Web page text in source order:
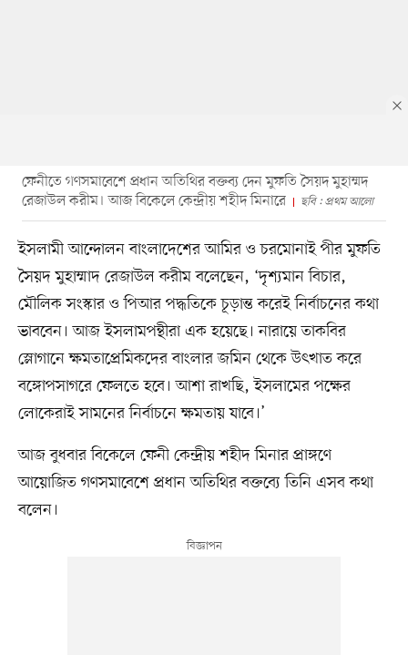
ফেনীতে গণসমাবেশে প্রধান অতিথির বক্তব্য দেন মুফতি সৈয়দ মুহাম্মদ
রেজাউল করীম। আজ বিকেলে কেন্দ্রীয় শহীদ মিনারে
ছবি : প্রথম আলো
ইসলামী আন্দোলন বাংলাদেশের আমির ও চরমোনাই পীর মুফতি
সৈয়দ মুহাম্মাদ রেজাউল করীম বলেছেন, ‘দৃশ্যমান বিচার,
মৌলিক সংস্কার ও পিআর পদ্ধতিকে চূড়ান্ত করেই নির্বাচনের কথা
ভাববেন। আজ ইসলামপন্থীরা এক হয়েছে। নারায়ে তাকবির
স্লোগানে ক্ষমতাপ্রেমিকদের বাংলার জমিন থেকে উৎখাত করে
বঙ্গোপসাগরে ফেলতে হবে। আশা রাখছি, ইসলামের পক্ষের
লোকেরাই সামনের নির্বাচনে ক্ষমতায় যাবে।’
আজ বুধবার বিকেলে ফেনী কেন্দ্রীয় শহীদ মিনার প্রাঙ্গণে
আয়োজিত গণসমাবেশে প্রধান অতিথির বক্তব্যে তিনি এসব কথা
বলেন।